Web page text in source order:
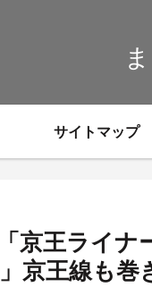
サイトマップ
京王ライナ
京王線も巻